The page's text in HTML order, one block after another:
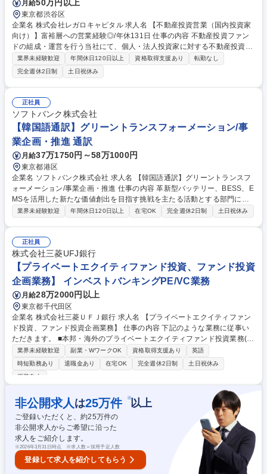
月給50万円以上
東京都渋谷区
企業名 株式会社レガロキャピタル 求人名 【不動産投資営業（国内投資家
向け）】富裕層への営業経験◎/年休131日 仕事の内容 不動産投資ファン
ドの組成・運営を行う当社にて、個人・法人投資家に対する不動産投資営
業をお任せします。メイン業務は投資家の獲得や案件ソーシングになり、
幅広く当社で可能な収益化案件を獲得頂きます。 【具体業務】■商業ビル
(5～100億円規模)を中心に、レジデンス・オフィス・ホテルなど幅広い物
件のアセットマネジメント■不動産全般に関するお困りごとの解決から投
資収益の最大化まで、長期的にお客様をサポート ※国内、シンガポールや
香港、台湾等の海外個人投資家と長期的に向き合えることがやりがいでも
あり、魅力です！※ファイナンスアレンジ含め、不動産投資に関するあら
ゆる分野を網羅したキャリア形成ができます！ 募集職種 【不動産投資営
業（国内投資家向け）】富裕層への営業経験◎/年休131日
業界未経験歓迎 年間休日120日以上 資格取得支援あり
転勤なし
完全週休2日制
土日祝休み
正社員
ソフトバンク株式会社
【韓国語通訳】グリーントランスフォーメーション/事
業企画・推進 通訳
月給37万1750円～58万1000円
東京都港区
企業名 ソフトバンク株式会社 求人名 【韓国語通訳】グリーントランスフ
ォーメーション/事業企画・推進 仕事の内容 革新型バッテリー、BESS、E
MSを活用した新たな価値創出を目指す挑戦を主たる活動とする部門に
て、国産バッテリー事業の立ち上げに関するコミュニケーション支援業務
支援する通訳・翻訳・調整業務 ■当社事業推進担当とともに、パートナー
企業への提案・協議に同席し、韓国語と日本語での同時通訳を実施 ■会議
前の事前準備（資料翻訳、社内ブリーフィング、用語集整備） ■実務者会
議に加え、役員会議など（不定期）での通訳・交渉サポート 募集職種
【韓国語通訳】グリーントランスフォーメーション/事業企画・推進
業界未経験歓迎 年間休日120日以上 在宅OK 完全週休2日制 土日祝休み
正社員
株式会社三菱UFJ銀行
【プライベートエクイティファンド投資、ファンド投資
企画業務】 インベストバンキングPE/VC業務
月給28万2000円以上
東京都千代田区
企業名 株式会社三菱ＵＦＪ銀行 求人名 【プライベートエクイティファン
ド投資、ファンド投資企画業務】 仕事の内容 下記のような業務に従事い
ただきます。 ■本邦・海外のプライベートエクイティファンド投資業務(バ
イアウト・インフラ・インパクト・クレジット・航空機等)。 ■ファンド投
資企画業務(ファンド投資企画(アロケーション等)、新領域へのファンド出
資、GP設立等)。 【投資目的】純投資によるリターンだけではなく、ファ
に結びつくかを大切な観点としております。 【働き方】在宅勤務も柔軟に
取り入れており、育児との両立をしながら働いている社員もおります。 募
集職種 【プライベートエクイティファンド投資、ファンド投資企画業務】
業界未経験歓迎 副業・WワークOK 資格取得支援あり
英語
時短勤務あり
退職金あり 在宅OK 完全週休2日制
土日祝休み
服装自由
非公開求人 は25万件 ※以上
ご登録いただくと、約25万件の
非公開求人からご希望に沿った
求人をご紹介します。
※2026年3月31日時点 ※求人数＝採用予定人数
登録して求人を紹介してもらう